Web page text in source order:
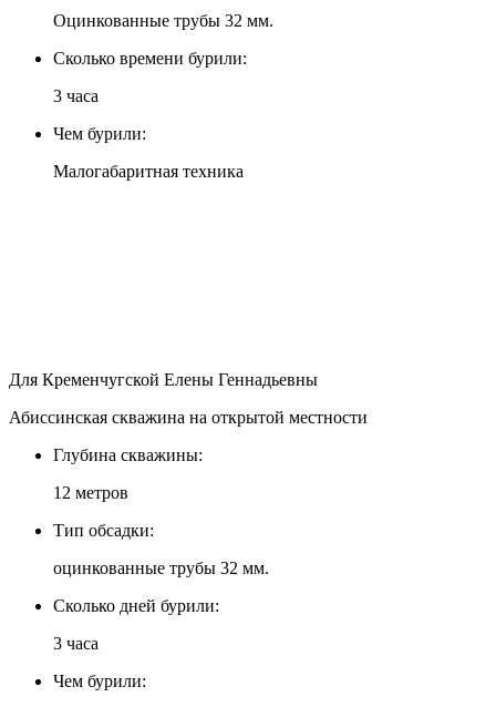
Оцинкованные трубы 32 мм.
Сколько времени бурили:
3 часа
Чем бурили:
Малогабаритная техника
Для Кременчугской Елены Геннадьевны
Абиссинская скважина на открытой местности
Глубина скважины:
12 метров
Тип обсадки:
оцинкованные трубы 32 мм.
Сколько дней бурили:
3 часа
Чем бурили: